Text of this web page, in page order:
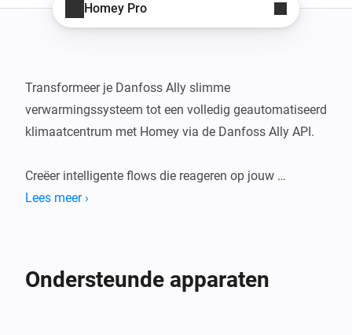
Homey Pro
Transformeer je Danfoss Ally slimme
verwarmingssysteem tot een volledig geautomatiseerd
klimaatcentrum met Homey via de Danfoss Ally API.
Creëer intelligente flows die reageren op jouw
levensstijl — verlaag de verwarming als je vertrekt,
Danfoss radiatorthermostaten met de rest van je
Lees meer ›
Ondersteunde apparaten